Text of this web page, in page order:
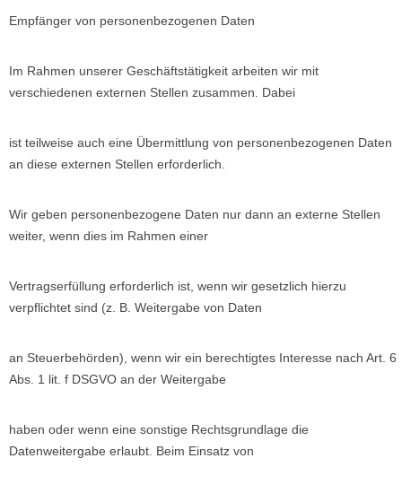
Empfänger von personenbezogenen Daten
Im Rahmen unserer Geschäftstätigkeit arbeiten wir mit
verschiedenen externen Stellen zusammen. Dabei
ist teilweise auch eine Übermittlung von personenbezogenen Daten
an diese externen Stellen erforderlich.
Wir geben personenbezogene Daten nur dann an externe Stellen
weiter, wenn dies im Rahmen einer
Vertragserfüllung erforderlich ist, wenn wir gesetzlich hierzu
verpflichtet sind (z. B. Weitergabe von Daten
an Steuerbehörden), wenn wir ein berechtigtes Interesse nach Art. 6
Abs. 1 lit. f DSGVO an der Weitergabe
haben oder wenn eine sonstige Rechtsgrundlage die
Datenweitergabe erlaubt. Beim Einsatz von